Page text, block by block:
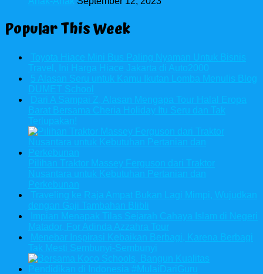
Popular This Week
Toyota Hiace Mini Bus Paling Nyaman Untuk Bisnis
Travel, Ini Harga Hiace Jakarta di Auto2000
5 Alasan Seru untuk Kamu Ikutan Lomba Menulis Blog
DUMET School
Dari A Sampai Z, Alasan Mengapa Tour Halal Eropa
Barat Bersama Cheria Holiday Itu Seru dan Tak
Terlupakan!
Pilihan Traktor Massey Ferguson dari Traktor
Nusantara untuk Kebutuhan Pertanian dan
Perkebunan
Traveling ke Raja Ampat Bukan Lagi Mimpi, Wujudkan
dengan Gaji Tambahan Blibli
Impian Menapak Tilas Sejarah Cahaya Islam di Negeri
Matador, For Adinda Azzahra Tour
Menebar Inspirasi Kebaikan Berbagi, Karena Berbagi
Tak Mesti Sembunyi-Sembunyi